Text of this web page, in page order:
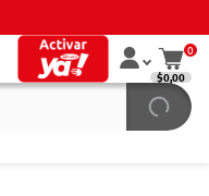
0
$0,00